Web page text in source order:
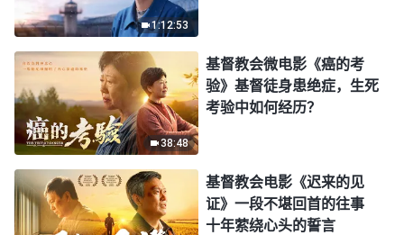
1:12:53
38:48
基督教会微电影《癌的考
验》基督徒身患绝症，生死
考验中如何经历？
基督教会电影《迟来的见
证》一段不堪回首的往事
十年萦绕心头的誓言